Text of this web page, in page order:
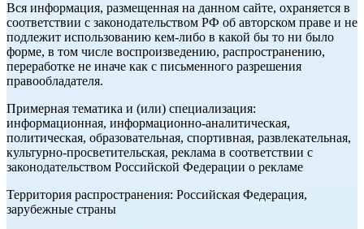
Вся информация, размещенная на данном сайте, охраняется в
соответствии с законодательством РФ об авторском праве и не
подлежит использованию кем-либо в какой бы то ни было
форме, в том числе воспроизведению, распространению,
переработке не иначе как с письменного разрешения
правообладателя.
Примерная тематика и (или) специализация:
информационная, информационно-аналитическая,
политическая, образовательная, спортивная, развлекательная,
культурно-просветительская, реклама в соответствии с
законодательством Российской Федерации о рекламе
Территория распространения: Российская Федерация,
зарубежные страны